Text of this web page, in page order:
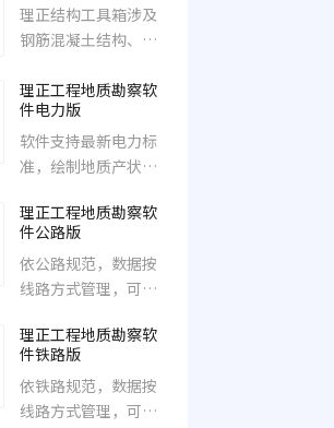
理正结构工具箱涉及
钢筋混凝土结构、钢
合结构4大结构类型
的构件设计和计算，
广泛应用于工民建、
市政、道桥、电力、
理正工程地质勘察软
件电力版
软件支持最新电力标
准，绘制地质产状、
质符号、线型。可生
成基岩面、风化等值
线图、输变电、核电
柱状图以及符合电力
图。
理正工程地质勘察软
件公路版
依公路规范，数据按
线路方式管理，可绘
程坐标换算。绘制纵
横断面，切取横断
面、褶皱填绘、生成
柱状图、成果表、计
理正工程地质勘察软
件铁路版
依铁路规范，数据按
线路方式管理，可绘